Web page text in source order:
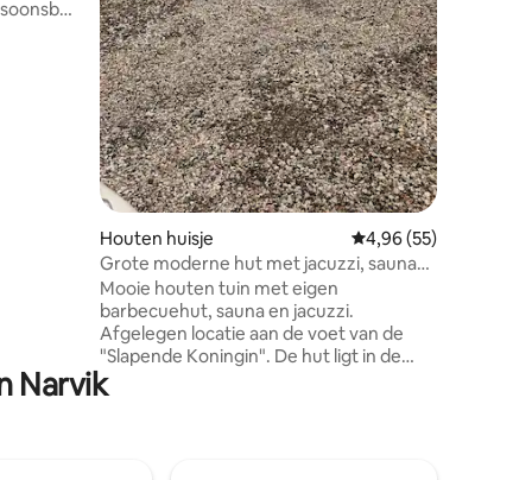
Houten huisje Gemiddelde
4,96 (55)
Grote moderne hut met jacuzzi, sauna
en biljart
Mooie houten tuin met eigen
barbecuehut, sauna en jacuzzi.
Afgelegen locatie aan de voet van de
"Slapende Koningin". De hut ligt in de
onmiddellijke nabijheid van de
fantastische natuur. Perfect voor
Narvik